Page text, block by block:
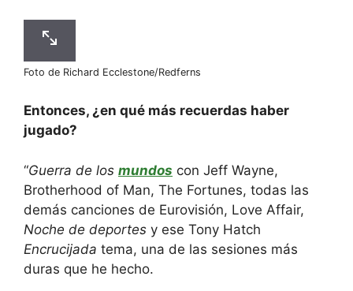
Foto de Richard Ecclestone/Redferns
Entonces, ¿en qué más recuerdas haber
jugado?
“Guerra de los mundos con Jeff Wayne,
Brotherhood of Man, The Fortunes, todas las
demás canciones de Eurovisión, Love Affair,
Noche de deportes y ese Tony Hatch
Encrucijada tema, una de las sesiones más
duras que he hecho.